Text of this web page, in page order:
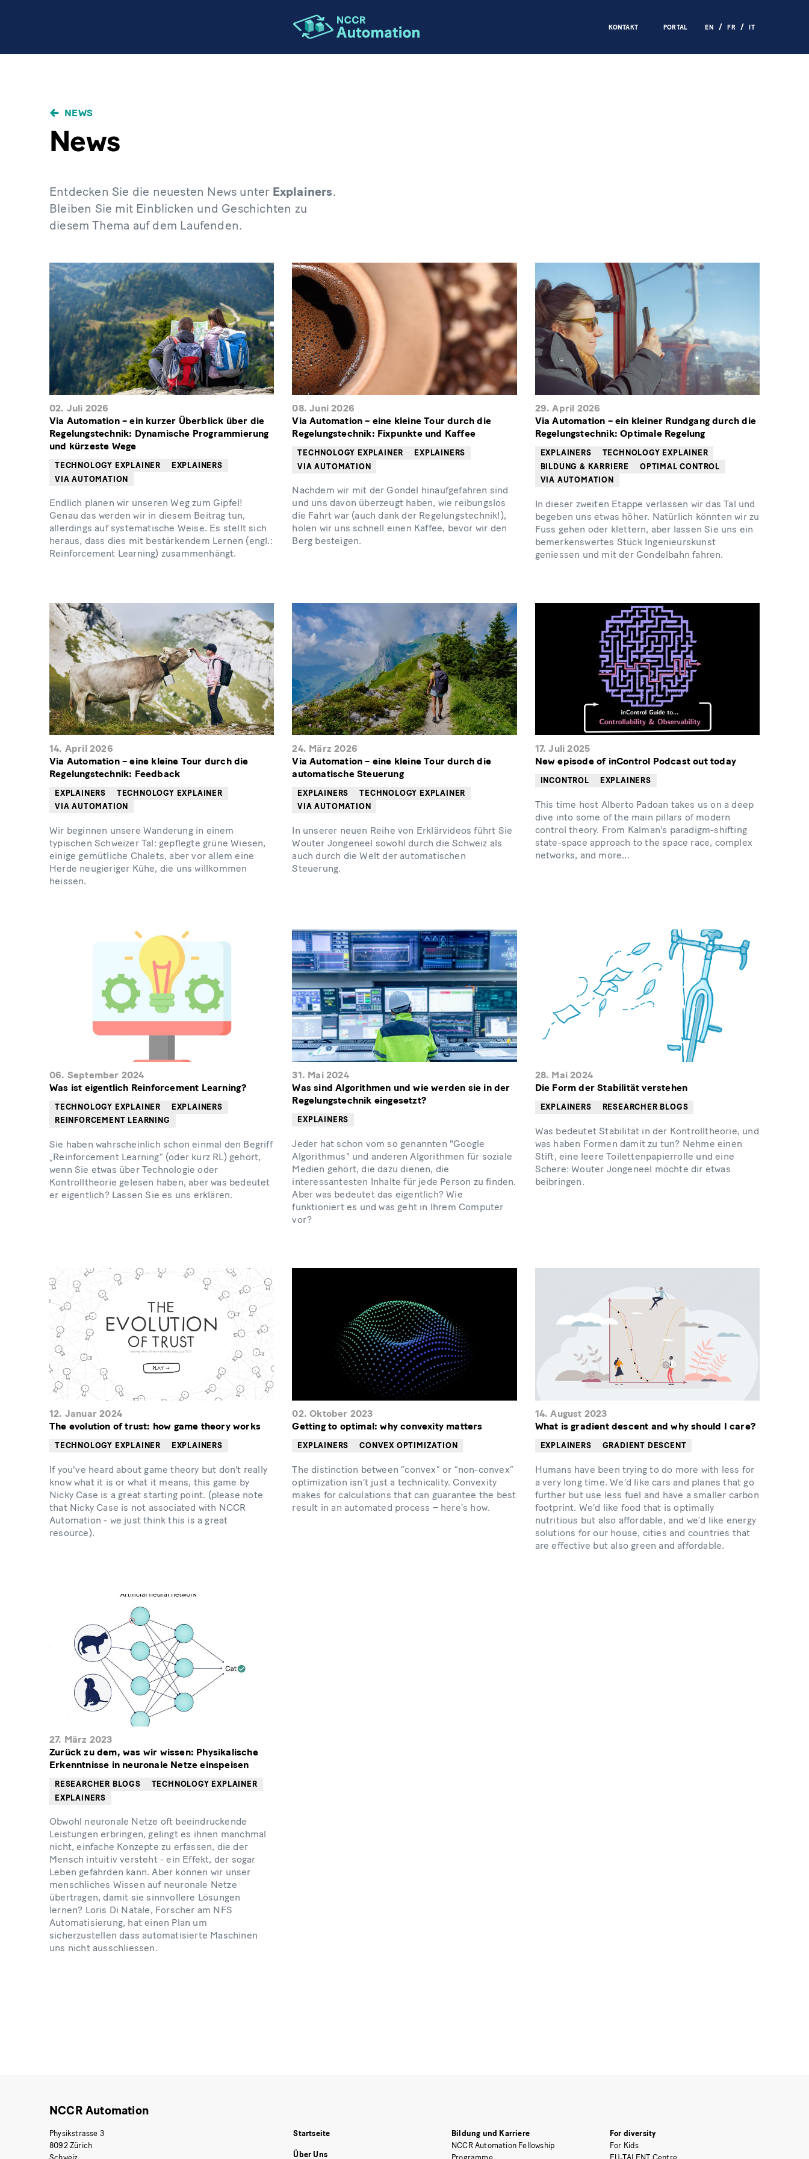
KONTAKT PORTAL EN FR IT
NEWS
News
Entdecken Sie die neuesten News unter Explainers.
Bleiben Sie mit Einblicken und Geschichten zu
diesem Thema auf dem Laufenden.
02. Juli 2026
Via Automation – ein kurzer Überblick über die
Regelungstechnik: Dynamische Programmierung
und kürzeste Wege
TECHNOLOGY EXPLAINER
EXPLAINERS
VIA AUTOMATION
Endlich planen wir unseren Weg zum Gipfel!
Genau das werden wir in diesem Beitrag tun,
allerdings auf systematische Weise. Es stellt sich
heraus, dass dies mit bestärkendem Lernen (engl.:
Reinforcement Learning) zusammenhängt.
08. Juni 2026
Via Automation – eine kleine Tour durch die
Regelungstechnik: Fixpunkte und Kaffee
TECHNOLOGY EXPLAINER
EXPLAINERS
VIA AUTOMATION
Nachdem wir mit der Gondel hinaufgefahren sind
und uns davon überzeugt haben, wie reibungslos
die Fahrt war (auch dank der Regelungstechnik!),
holen wir uns schnell einen Kaffee, bevor wir den
Berg besteigen.
29. April 2026
Via Automation – ein kleiner Rundgang durch die
Regelungstechnik: Optimale Regelung
EXPLAINERS
TECHNOLOGY EXPLAINER
BILDUNG & KARRIERE
OPTIMAL CONTROL
VIA AUTOMATION
In dieser zweiten Etappe verlassen wir das Tal und
begeben uns etwas höher. Natürlich könnten wir zu
Fuss gehen oder klettern, aber lassen Sie uns ein
bemerkenswertes Stück Ingenieurskunst
geniessen und mit der Gondelbahn fahren.
14. April 2026
Via Automation – eine kleine Tour durch die
Regelungstechnik: Feedback
EXPLAINERS
TECHNOLOGY EXPLAINER
VIA AUTOMATION
Wir beginnen unsere Wanderung in einem
typischen Schweizer Tal: gepflegte grüne Wiesen,
einige gemütliche Chalets, aber vor allem eine
Herde neugieriger Kühe, die uns willkommen
heissen.
24. März 2026
Via Automation – eine kleine Tour durch die
automatische Steuerung
EXPLAINERS
TECHNOLOGY EXPLAINER
VIA AUTOMATION
In unserer neuen Reihe von Erklärvideos führt Sie
Wouter Jongeneel sowohl durch die Schweiz als
auch durch die Welt der automatischen
Steuerung.
17. Juli 2025
New episode of inControl Podcast out today
INCONTROL EXPLAINERS
This time host Alberto Padoan takes us on a deep
dive into some of the main pillars of modern
control theory. From Kalman's paradigm-shifting
state-space approach to the space race, complex
networks, and more...
06. September 2024
Was ist eigentlich Reinforcement Learning?
TECHNOLOGY EXPLAINER
EXPLAINERS
REINFORCEMENT LEARNING
Sie haben wahrscheinlich schon einmal den Begriff
„Reinforcement Learning“ (oder kurz RL) gehört,
wenn Sie etwas über Technologie oder
Kontrolltheorie gelesen haben, aber was bedeutet
er eigentlich? Lassen Sie es uns erklären.
31. Mai 2024
Was sind Algorithmen und wie werden sie in der
Regelungstechnik eingesetzt?
EXPLAINERS
Jeder hat schon vom so genannten "Google
Algorithmus" und anderen Algorithmen für soziale
Medien gehört, die dazu dienen, die
interessantesten Inhalte für jede Person zu finden.
Aber was bedeutet das eigentlich? Wie
funktioniert es und was geht in Ihrem Computer
vor?
28. Mai 2024
Die Form der Stabilität verstehen
EXPLAINERS RESEARCHER BLOGS
Was bedeutet Stabilität in der Kontrolltheorie, und
was haben Formen damit zu tun? Nehme einen
Stift, eine leere Toilettenpapierrolle und eine
Schere: Wouter Jongeneel möchte dir etwas
beibringen.
12. Januar 2024
The evolution of trust: how game theory works
TECHNOLOGY EXPLAINER EXPLAINERS
If you've heard about game theory but don't really
know what it is or what it means, this game by
Nicky Case is a great starting point. (please note
that Nicky Case is not associated with NCCR
Automation - we just think this is a great
resource).
02. Oktober 2023
Getting to optimal: why convexity matters
EXPLAINERS CONVEX OPTIMIZATION
The distinction between “convex” or “non-convex”
optimization isn’t just a technicality. Convexity
makes for calculations that can guarantee the best
result in an automated process – here’s how.
14. August 2023
What is gradient descent and why should I care?
EXPLAINERS GRADIENT DESCENT
Humans have been trying to do more with less for
a very long time. We’d like cars and planes that go
further but use less fuel and have a smaller carbon
footprint. We’d like food that is optimally
nutritious but also affordable, and we’d like energy
solutions for our house, cities and countries that
are effective but also green and affordable.
27. März 2023
Zurück zu dem, was wir wissen: Physikalische
Erkenntnisse in neuronale Netze einspeisen
RESEARCHER BLOGS
TECHNOLOGY EXPLAINER
EXPLAINERS
Obwohl neuronale Netze oft beeindruckende
Leistungen erbringen, gelingt es ihnen manchmal
nicht, einfache Konzepte zu erfassen, die der
Mensch intuitiv versteht - ein Effekt, der sogar
Leben gefährden kann. Aber können wir unser
menschliches Wissen auf neuronale Netze
übertragen, damit sie sinnvollere Lösungen
lernen? Loris Di Natale, Forscher am NFS
Automatisierung, hat einen Plan um
sicherzustellen dass automatisierte Maschinen
uns nicht ausschliessen.
NCCR Automation
Physikstrasse 3
8092 Zürich
Startseite
Über Uns
Bildung und Karriere
NCCR Automation Fellowship
For diversity
For Kids